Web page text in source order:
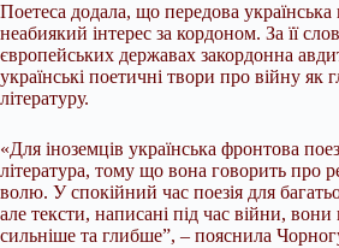
Поетеса додала, що передова українська
неабиякий інтерес за кордоном. За її
європейських державах закордонна
українські поетичні твори про війну як
літературу.
«Для іноземців українська фронтова
література, тому що вона говорить про
волю. У спокійний час поезія для
але тексти, написані під час війни, вони
сильніше та глибше”, – пояснила